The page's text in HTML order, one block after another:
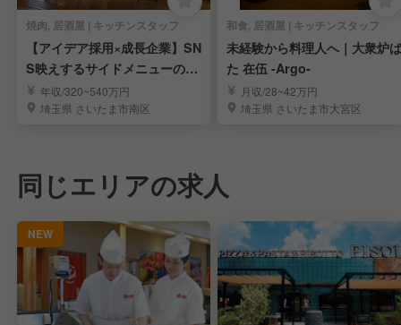
焼肉, 居酒屋 | キッチンスタッフ
【アイデア採用×成長企業】SN
S映えするサイドメニューの発
案も叶う環境！
年収/320~540万円
埼玉県 さいたま市南区
和食, 居酒屋 | キッチンスタッフ
未経験から料理人へ｜大衆炉ば
た 在伍 -Argo-
月収/28~42万円
埼玉県 さいたま市大宮区
同じエリアの求人
NEW